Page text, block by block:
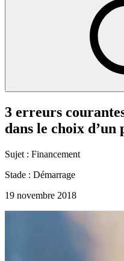
3 erreurs
dans le choix d’un
Sujet : Financement
Stade : Démarrage
19 novembre 2018